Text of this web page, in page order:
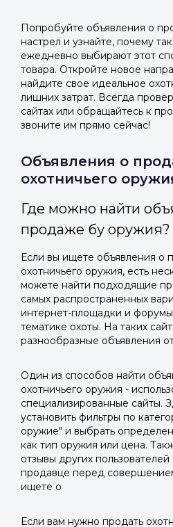
Попробуйте объявления о
настрел и узнайте, почему
ежедневно выбирают этот
товара. Откройте новое
найдите свое идеальное
лишних затрат. Всегда
сайтах или обращайтесь к
звоните им прямо сейчас!
Объявления о
охотничьего
Где можно найти
продаже бу оружия?
Если вы ищете объявления о
охотничьего оружия, есть
можете найти подходящие
самых распространенных
интернет-площадки и
тематике охоты. На таких
разнообразные объявления
Один из способов найти
охотничьего оружия -
специализированные сайты.
установить фильтры по
оружие" и выбрать
как тип оружия или цена.
отзывы других
продавце перед
ищете о
Если вам нужно продать